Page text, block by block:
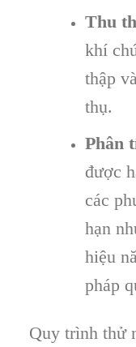
Thu
khí
thập
thụ.
Phân
được
các
hạn
hiệu
pháp
Quy trình thử